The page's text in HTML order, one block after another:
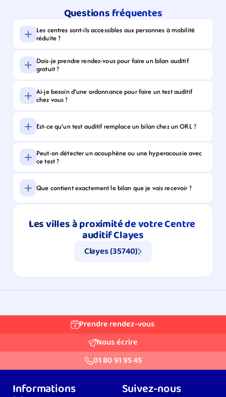
Questions fréquentes
Les centres sont-ils accessibles aux personnes à mobilité
réduite ?
Dois-je prendre rendez-vous pour faire un bilan auditif
gratuit ?
Ai-je besoin d’une ordonnance pour faire un test auditif
chez vous ?
Est-ce qu’un test auditif remplace un bilan chez un ORL ?
Peut-on détecter un acouphène ou une hyperacousie avec
ce test ?
Que contient exactement le bilan que je vais recevoir ?
Les villes à proximité de votre Centre
auditif Clayes
Clayes (35740)
Prendre rendez-vous
Nous écrire
01 80 91 95 45
Informations Suivez-nous